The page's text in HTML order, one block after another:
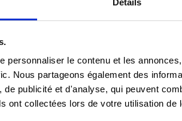
Détails
personnaliser le contenu et les
Nous partageons également des
de publicité et d'analyse, qui peuvent
ont collectées lors de votre utilisation de